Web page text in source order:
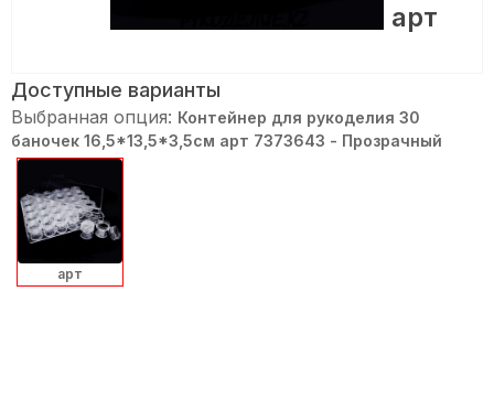
арт
Доступные варианты
Выбранная опция: Контейнер для рукоделия 30
баночек 16,5*13,5*3,5см арт 7373643 - Прозрачный
арт